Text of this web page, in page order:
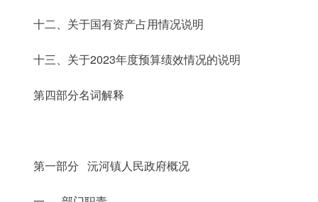
十二、关于国有资产占用情况说明
十三、关于2023年度预算绩效情况的说明
第四部分名词解释
第一部分 沅河镇人民政府概况